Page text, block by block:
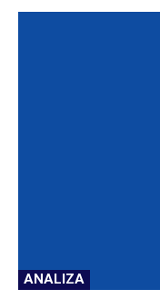
ANALIZA